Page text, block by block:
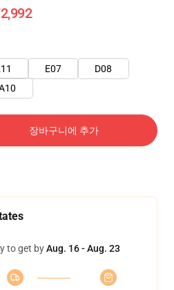
E07
D08
장바구니에 추가
to get byAug. 16 - Aug. 23